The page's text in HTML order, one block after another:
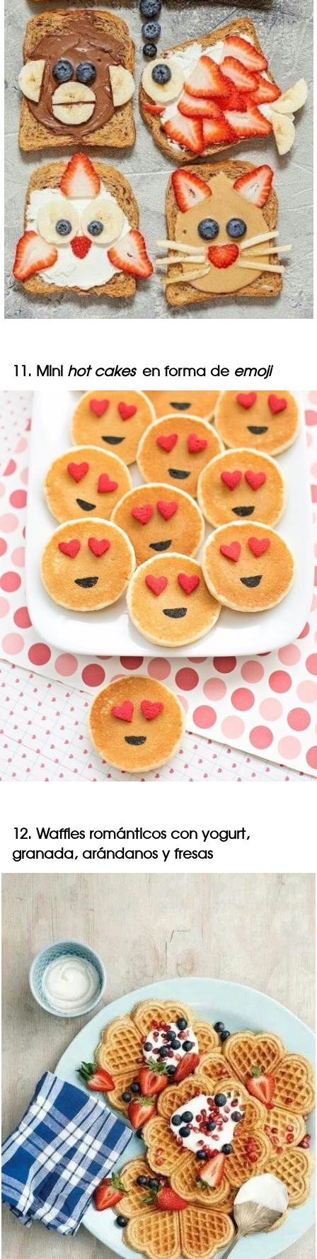
11. Mini hot cakes en forma de emoji
12. Waffles románticos con yogurt,
granada, arándanos y fresas